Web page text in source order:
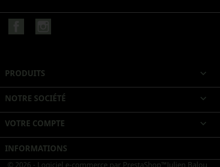
PRODUITS 
NOTRE SOCIÉTÉ 
VOTRE COMPTE 
INFORMATIONS
© 2026 - Logiciel e-commerce par PrestaShop™Julien Balou